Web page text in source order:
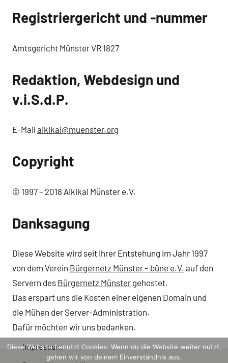
Registriergericht und -nummer
Amtsgericht Münster VR 1827
Redaktion, Webdesign und
v.i.S.d.P.
E-Mail aikikai@muenster.org
Copyright
© 1997 – 2018 Aikikai Münster e.V.
Danksagung
Diese Website wird seit ihrer Entstehung im Jahr 1997
von dem Verein Bürgernetz Münster – büne e.V. auf den
Servern des Bürgernetz Münster gehostet.
Das erspart uns die Kosten einer eigenen Domain und
die Mühen der Server-Administration.
Dafür möchten wir uns bedanken.
Impressum
Diese Website benutzt Cookies. Wenn du die Website weiter nutzt,
gehen wir von deinem Einverständnis aus.